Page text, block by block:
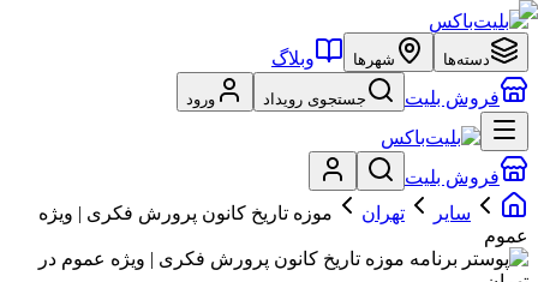
دسته‌ها شهرها
وبلاگ
فروش بلیت
جستجوی رویداد ورود
فروش بلیت
سایر
تهران
موزه تاریخ کانون پرورش فکری | ویژه
عموم